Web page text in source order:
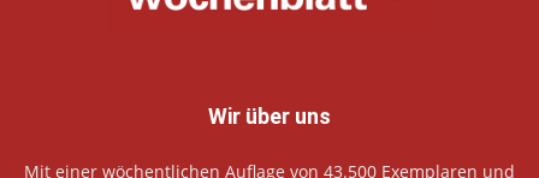
Wir über uns
Mit einer wöchentlichen Auflage von 43.500 Exemplaren und